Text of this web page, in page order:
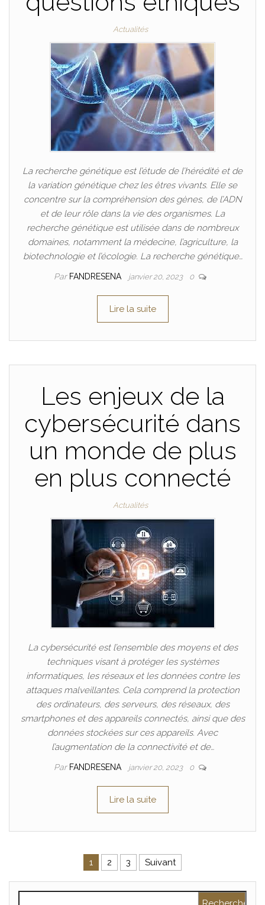
Actualités
La recherche génétique est l’étude de l’hérédité et de
la variation génétique chez les êtres vivants. Elle se
concentre sur la compréhension des gènes, de l’ADN
et de leur rôle dans la vie des organismes. La
recherche génétique est utilisée dans de nombreux
domaines, notamment la médecine, l’agriculture, la
biotechnologie et l’écologie. La recherche génétique…
Par FANDRESENA janvier 20, 2023 0
Lire la suite
Les enjeux de la
cybersécurité dans
un monde de plus
en plus connecté
Actualités
La cybersécurité est l’ensemble des moyens et des
techniques visant à protéger les systèmes
informatiques, les réseaux et les données contre les
attaques malveillantes. Cela comprend la protection
des ordinateurs, des serveurs, des réseaux, des
smartphones et des appareils connectés, ainsi que des
données stockées sur ces appareils. Avec
l’augmentation de la connectivité et de…
Par FANDRESENA janvier 20, 2023 0
Lire la suite
Pagination des publications
1 2 3 Suivant